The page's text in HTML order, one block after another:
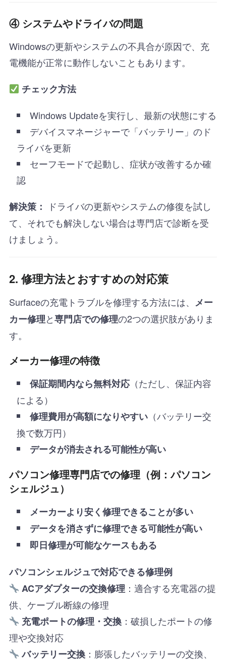
④ システムやドライバの問題
Windowsの更新やシステムの不具合が原因で、充
電機能が正常に動作しないこともあります。
チェック方法
Windows Updateを実行し、最新の状態にする
デバイスマネージャーで「バッテリー」のド
ライバを更新
セーフモードで起動し、症状が改善するか確
認
解決策：
ドライバの更新やシステムの修復を試し
て、それでも解決しない場合は専門店で診断を受
けましょう。
2. 修理方法とおすすめの対応策
Surfaceの充電トラブルを修理する方法には、 メー
カー修理と専門店での修理の2つの選択肢がありま
す。
メーカー修理の特徴
保証期間内なら無料対応（ただし、保証内容
による）
修理費用が高額になりやすい（バッテリー交
換で数万円）
データが消去される可能性が高い
パソコン修理専門店での修理（例：パソコン
シェルジュ）
メーカーより安く修理できることが多い
データを消さずに修理できる可能性が高い
即日修理が可能なケースもある
パソコンシェルジュで対応できる修理例
ACアダプターの交換修理 ：適合する充電器の提
供、ケーブル断線の修理
充電ポートの修理・交換 ：破損したポートの修
理や交換対応
バッテリー交換 ：膨張したバッテリーの交換、